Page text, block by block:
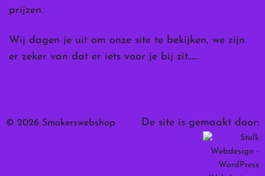
prijzen.
Wij dagen je uit om onze site te bekijken, we zijn
er zeker van dat er iets voor je bij zit……
© 2026 Smokerswebshop De site is gemaakt door: